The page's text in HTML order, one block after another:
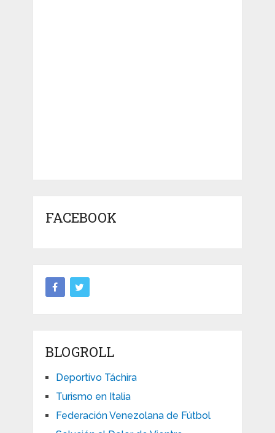
FACEBOOK
BLOGROLL
Deportivo Táchira
Turismo en Italia
Federación Venezolana de Fútbol